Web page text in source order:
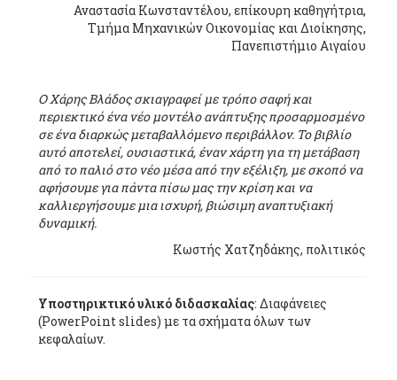
Αναστασία Κωνσταντέλου, επίκουρη καθηγήτρια,
Τμήμα Μηχανικών Οικονομίας και Διοίκησης,
Πανεπιστήμιο Αιγαίου
O Χάρης Βλάδος σκιαγραφεί με τρόπο σαφή και
περιεκτικό ένα νέο μοντέλο ανάπτυξης προσαρμοσμένο
σε ένα διαρκώς μεταβαλλόμενο περιβάλλον. Το βιβλίο
αυτό αποτελεί, ουσιαστικά, έναν χάρτη για τη μετάβαση
από το παλιό στο νέο μέσα από την εξέλιξη, με σκοπό να
αφήσουμε για πάντα πίσω μας την κρίση και να
καλλιεργήσουμε μια ισχυρή, βιώσιμη αναπτυξιακή
δυναμική.
Κωστής Χατζηδάκης, πολιτικός
Υποστηρικτικό υλικό διδασκαλίας: Διαφάνειες
(PowerPoint slides) με τα σχήματα όλων των
κεφαλαίων.